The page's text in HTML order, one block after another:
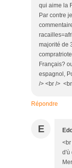
qui aime la
Par contre
majorité de
Français?
espagnol,
/> <br />
Répondre
E
<br
d'ù